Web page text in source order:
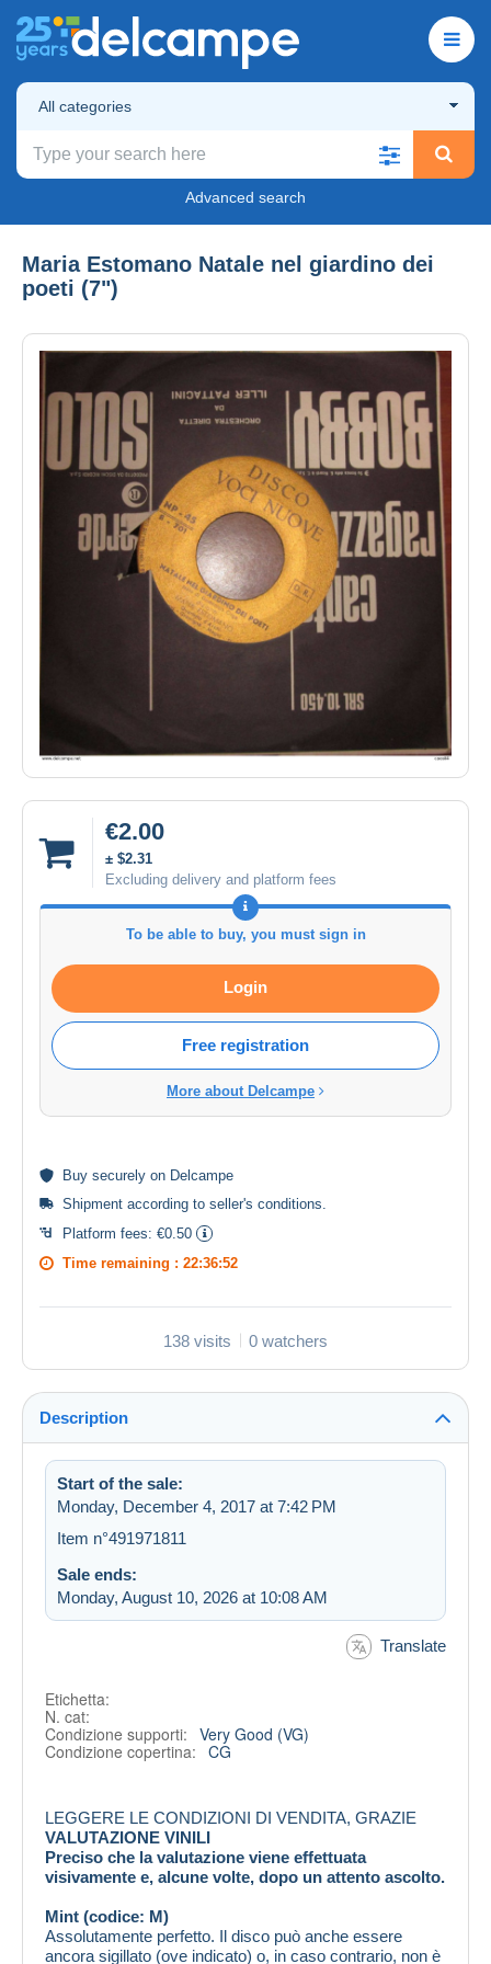
All categories
Advanced search
Maria Estomano Natale nel giardino dei
poeti (7")
€2.00
± $2.31
Excluding delivery and platform fees
To be able to buy, you must sign in
Login
Free registration
More about Delcampe
Buy securely on Delcampe
Shipment according to seller's conditions
Platform fees: €0.50
Time remaining : 22:36:52
138 visits 0 watchers
Description
Start of the sale:
Monday, December 4, 2017 at 7:42 PM
Item n°491971811
Sale ends:
Monday, August 10, 2026 at 10:08 AM
Translate
Etichetta:
N. cat:
Condizione supporti: Very Good (VG)
Condizione copertina: CG
LEGGERE LE CONDIZIONI DI VENDITA, GRAZIE
VALUTAZIONE VINILI
Preciso che la valutazione viene effettuata
visivamente e, alcune volte, dopo un attento ascolto.
Mint (codice: M)
Assolutamente perfetto. Il disco può anche essere
ancora sigillato (ove indicato) o, in caso contrario, non è